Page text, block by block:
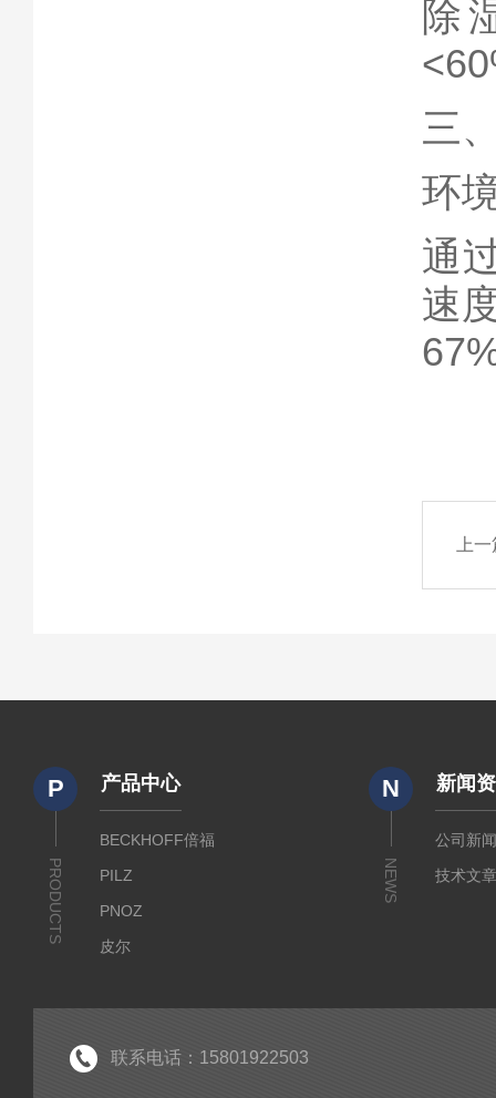
除
三
环
通
速
上
P
PRODUCTS
产品中心
BECKHOFF倍福
PILZ
PNOZ
皮尔
EK
N
NEWS
新闻
公司新
技术文
联系电话：15801922503